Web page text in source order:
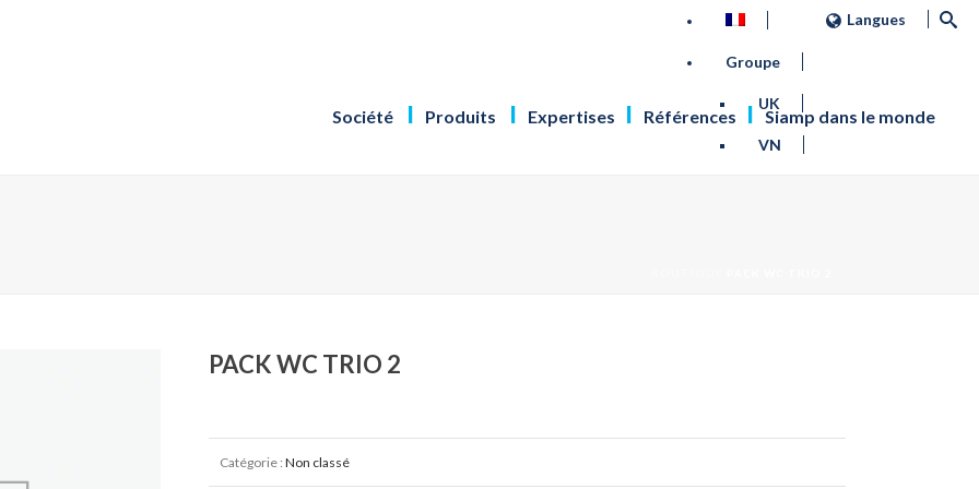
Langues
Groupe
UK
VN
Société Produits Expertises Références Siamp dans le monde
PACK WC TRIO 2
Catégorie : Non classé